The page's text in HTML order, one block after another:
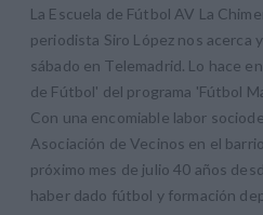
La Escuela de Fútbol AV La
periodista Siro López nos acerca
sábado en Telemadrid. Lo hace
de Fútbol' del programa 'Fútbol
Con una encomiable labor
Asociación de Vecinos en el
próximo mes de julio 40 años
haber dado fútbol y formación